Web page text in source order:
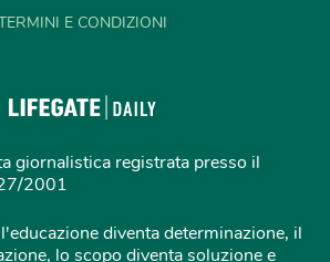
E CONDIZIONI
giornalistica registrata presso il
2001
diventa determinazione, il
lo scopo diventa soluzione e